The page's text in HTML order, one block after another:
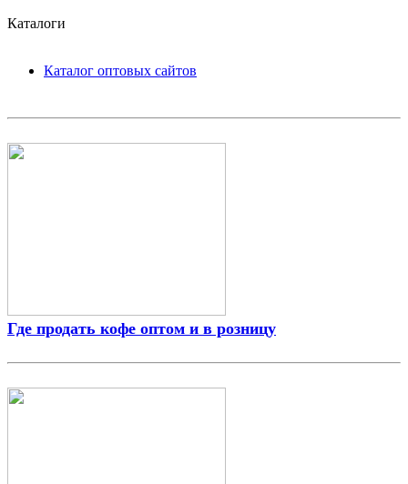
Каталоги
Каталог оптовых сайтов
Где продать кофе оптом и в розницу